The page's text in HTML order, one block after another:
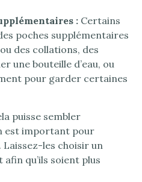
: Certains
poches supplémentaires
des collations, des
une bouteille d’eau, ou
pour garder certaines
puisse sembler
est important pour
Laissez-les choisir un
qu’ils soient plus